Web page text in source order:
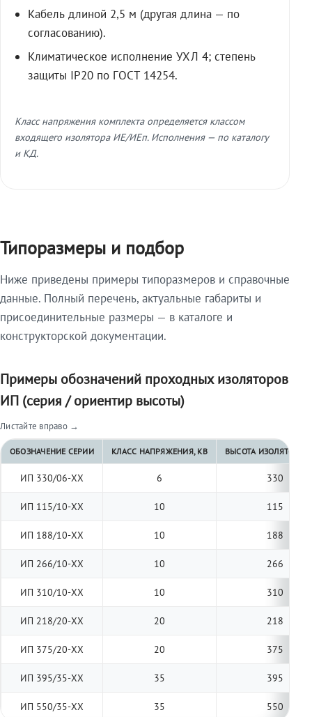
Кабель длиной 2,5 м (другая длина — по
согласованию).
Климатическое исполнение УХЛ 4; степень
защиты IP20 по ГОСТ 14254.
Класс напряжения комплекта определяется классом
входящего изолятора ИЕ/ИЕп. Исполнения — по каталогу
и КД.
Типоразмеры и подбор
Ниже приведены примеры типоразмеров и справочные
данные. Полный перечень, актуальные габариты и
присоединительные размеры — в каталоге и
конструкторской документации.
Примеры обозначений проходных изоляторов
ИП (серия / ориентир высоты)
Листайте вправо →
ОБОЗНАЧЕНИЕ СЕРИИ КЛАСС НАПРЯЖЕНИЯ, КВ ВЫСОТА ИЗОЛЯТОРА,
ИП 330/06-ХХ 6 330
ИП 115/10-ХХ 10 115
ИП 188/10-ХХ 10 188
ИП 266/10-ХХ 10 266
ИП 310/10-ХХ 10 310
ИП 218/20-ХХ 20 218
ИП 375/20-ХХ 20 375
ИП 395/35-ХХ 35 395
ИП 550/35-ХХ 35 550